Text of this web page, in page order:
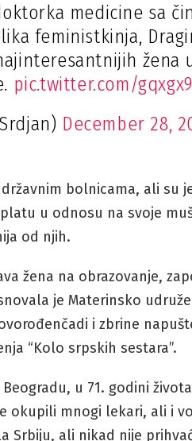
medicine sa
feministkinja,
žena
pic.twitter.com/
December 28,
bolnicama, ali su
u odnosu na svoje
od njih.
žena na obrazovanje,
je Materinsko
i zbrine
“Kolo srpskih sestara”.
u 71. godini
okupili mnogi lekari, ali i
Srbiju, ali nikad nije